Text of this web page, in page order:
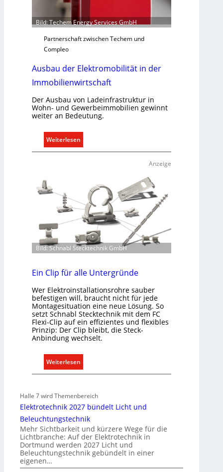
s
t
e
Bild: Techem Energy Services GmbH
Partnerschaft zwischen Techem und
Compleo
Ausbau der Elektromobilität in der
Immobilienwirtschaft
Der Ausbau von Ladeinfrastruktur in
Wohn- und Gewerbeimmobilien gewinnt
weiter an Bedeutung.
Weiterlesen
A
u
d
e
r
E
l
k
t
o
m
o
b
i
i
n
d
e
r
Anzeige
Bild: Schnabl Stecktechnik GmbH
Ein Clip für alle Untergründe
Wer Elektroinstallationsrohre sauber
befestigen will, braucht nicht für jede
Montagesituation eine neue Lösung. So
setzt Schnabl Stecktechnik mit dem FC
Flexi-Clip auf ein effizientes und flexibles
Prinzip: Der Clip bleibt, die Steck-
Anbindung wechselt.
Weiterlesen
E
n
C
i
p
f
ü
r
Halle 7 wird Themenbereich
Elektrotechnik 2027 bündelt Licht und
Beleuchtungstechnik
Mehr Sichtbarkeit und kürzere Wege für die
Lichtbranche: Auf der Elektrotechnik in
Dortmund werden 2027 Licht und
Beleuchtungstechnik gebündelt in einer
eigenen…